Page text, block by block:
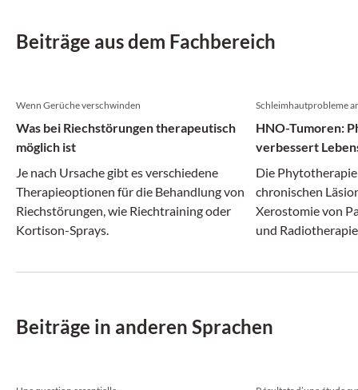
Beiträge aus dem Fachbereich
Wenn Gerüche verschwinden
Was bei Riechstörungen therapeutisch
möglich ist
Je nach Ursache gibt es verschiedene
Therapieoptionen für die Behandlung von
Riechstörungen, wie Riechtraining oder
Kortison-Sprays.
Schleimhautprobleme
HNO-Tumoren:
verbessert
Die
chronischen
Xerostomie von
und
Beiträge in anderen Sprachen